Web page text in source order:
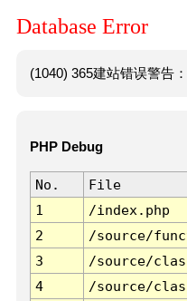
Database Error
(1040) 365建站错误警告
PHP Debug
No. File
1
/index.php
2
/source/
3
/source/
4
/source/